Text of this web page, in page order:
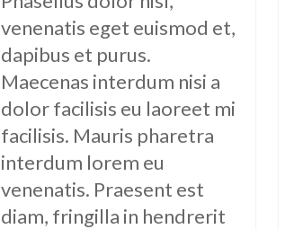
venenatis eget euismod et,
dapibus et purus.
Maecenas interdum nisi a
dolor facilisis eu laoreet mi
facilisis. Mauris pharetra
interdum lorem eu
venenatis. Praesent est
diam, fringilla in hendrerit